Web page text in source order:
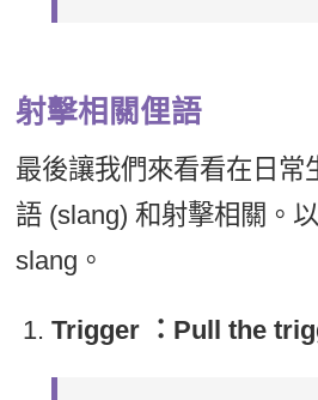
射擊相關俚語
最後讓我們來看看在日常
語 (slang) 和射擊相關。
slang。
Trigger ：Pull the